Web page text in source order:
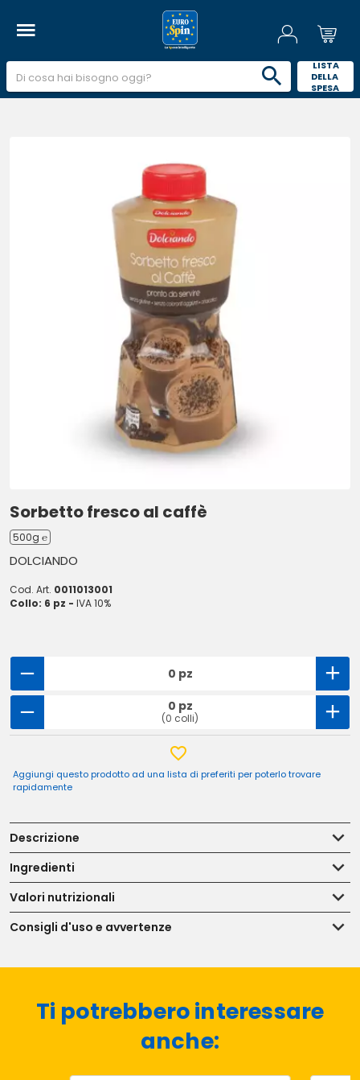
LISTA
DELLA
SPESA
Sorbetto fresco al caffè
500g ℮
DOLCIANDO
Cod. Art. 0011013001
Collo: 6 pz - IVA 10%
0 pz
0 pz
(0 colli)
Aggiungi questo prodotto ad una lista di preferiti per poterlo trovare
rapidamente
Descrizione
Ingredienti
Valori nutrizionali
Consigli d'uso e avvertenze
Ti potrebbero interessare
anche: